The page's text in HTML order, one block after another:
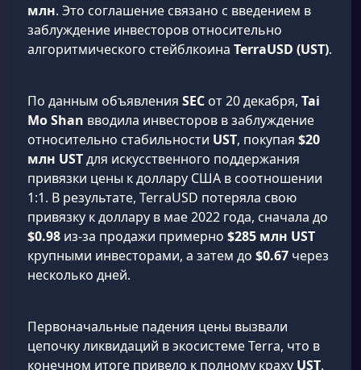
млн. Это соглашение связано с введением в
заблуждение инвесторов относительно
алгоритмического стейблкоина TerraUSD (UST).
По данным объявления SEC от 20 декабря, Tai
Mo Shan вводила инвесторов в заблуждение
относительно стабильности UST, покупая $20
млн USTдля искусственного поддержания
привязки цены к доллару США в соотношении
1:1. В результате, TerraUSD потеряла свою
привязку к доллару в мае 2022 года, сначала до
$0.98 из-за продажи примерно $285 млн UST
крупными инвесторами, а затем до $0.67 через
несколько дней.
Первоначальные падения цены вызвали
цепочку ликвидаций в экосистеме Terra, что в
конечном итоге привело к полному краху UST.